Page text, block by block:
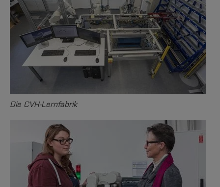
Die CVH-Lernfabrik